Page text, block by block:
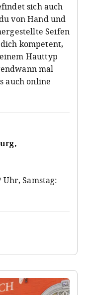
sich auch
von Hand und
Seifen
kompetent,
Hauttyp
mal
auch online
Samstag: